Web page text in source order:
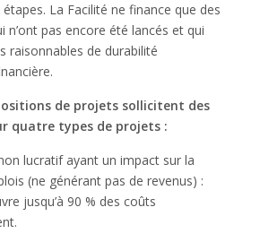
La Facilité ne finance que des
pas encore été lancés et qui
raisonnables de durabilité
de projets sollicitent des
quatre types de projets :
lucratif ayant un impact sur la
(ne générant pas de revenus) :
jusqu’à 90 % des coûts